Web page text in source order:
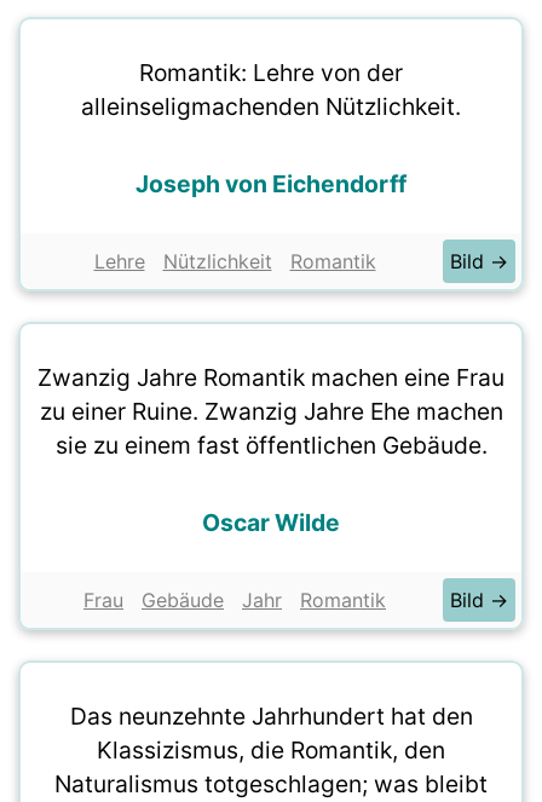
Romantik: Lehre von der
alleinseligmachenden Nützlichkeit.
Joseph von Eichendorff
Lehre Nützlichkeit Romantik Bild →
Zwanzig Jahre Romantik machen eine Frau
zu einer Ruine. Zwanzig Jahre Ehe machen
sie zu einem fast öffentlichen Gebäude.
Oscar Wilde
Frau Gebäude Jahr Romantik Bild →
Das neunzehnte Jahrhundert hat den
Klassizismus, die Romantik, den
Naturalismus totgeschlagen; was bleibt